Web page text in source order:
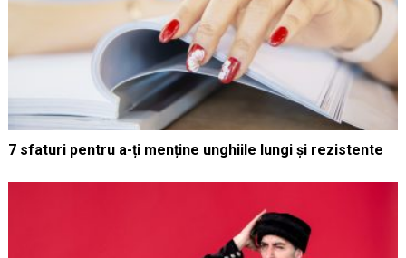
7 sfaturi pentru a-ți menține unghiile lungi și rezistente